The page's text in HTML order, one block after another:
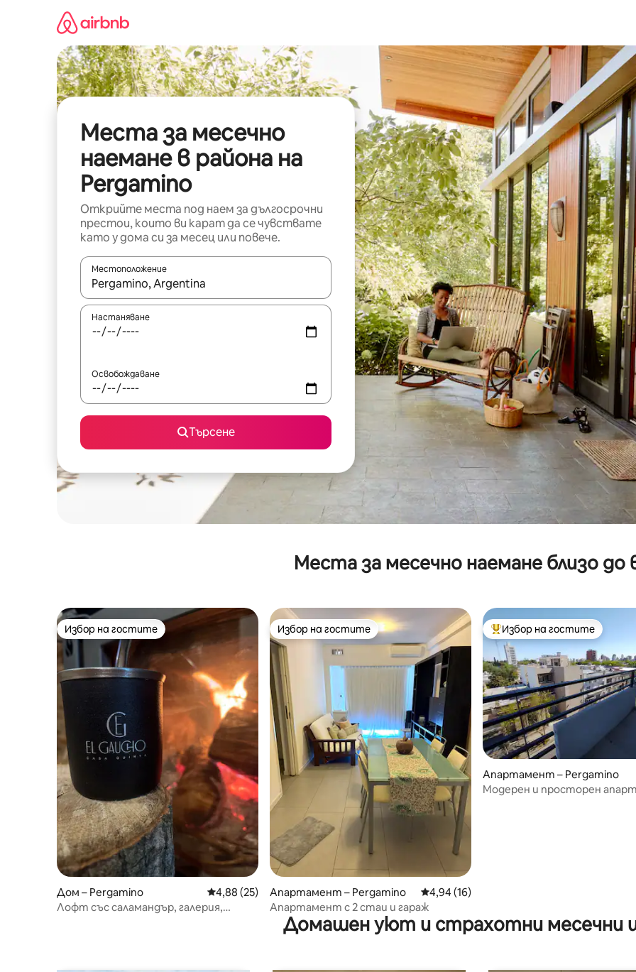
съдържанието
Места за месечно
наемане в района на
Pergamino
Открийте места под наем за дългосрочни
престои, които ви карат да се чувствате
като у дома си за месец или повече.
Местоположение
Когато резултатите се покажат, използвайте клавишите със стрелки нагоре и надолу или навигирайте с
Настаняване
Освобождаване
Търсене
Места за месечно наемане близо до
Избор на гостите
Избор на гостите
Дом – Pergamino Средна оценка: 4,88 от 5, 25 отзива
4,88 (25)
Лофт със саламандър, галерия,
Избор на гостите
Избор на гостите
Апартамент – Pergamino Средна оценка: 4,94 от 5, 16 отзива
4,94 (16)
Апартамент с 2 стаи и гараж
Най-популярен избор на
Избор на гостите
Апартамент – Pergamino
Модерен и просторен
Домашен уют и страхотни месечни